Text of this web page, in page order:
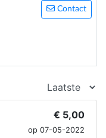
Contact
€ 5,00
op 07-05-2022